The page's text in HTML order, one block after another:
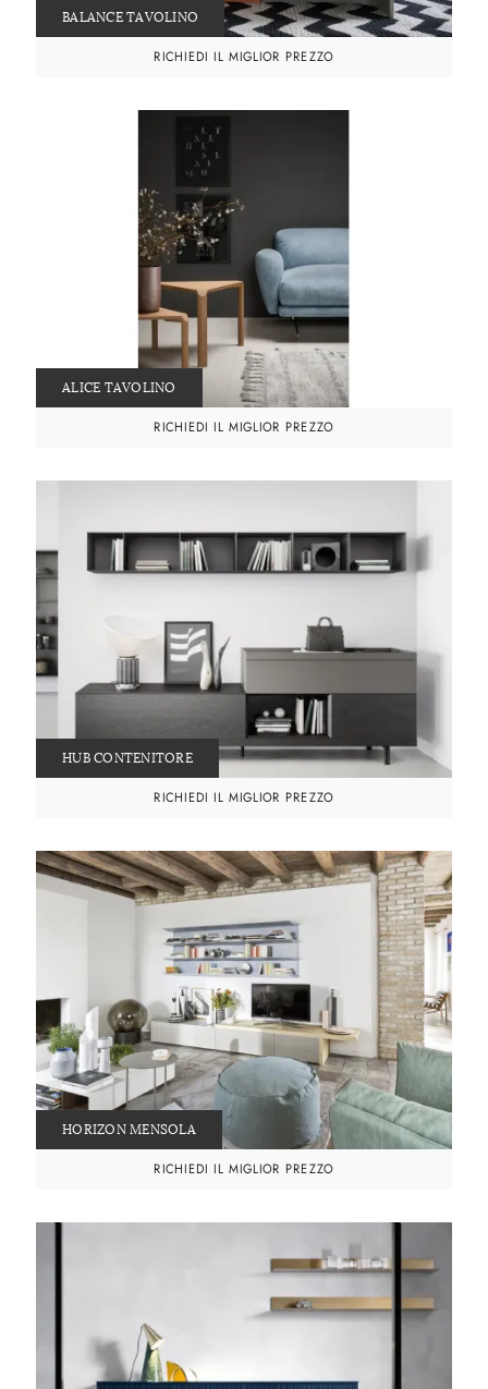
BALANCE TAVOLINO
RICHIEDI IL MIGLIOR PREZZO
ALICE TAVOLINO
RICHIEDI IL MIGLIOR PREZZO
HUB CONTENITORE
RICHIEDI IL MIGLIOR PREZZO
HORIZON MENSOLA
RICHIEDI IL MIGLIOR PREZZO